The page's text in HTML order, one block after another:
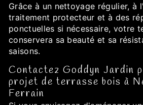
Grâce à un nettoyage régulier, à
traitement protecteur et à des
ponctuelles si nécessaire, votre
conservera sa beauté et sa
saisons.
Contactez Goddyn Jardin
projet de terrasse bois à
Ferrain